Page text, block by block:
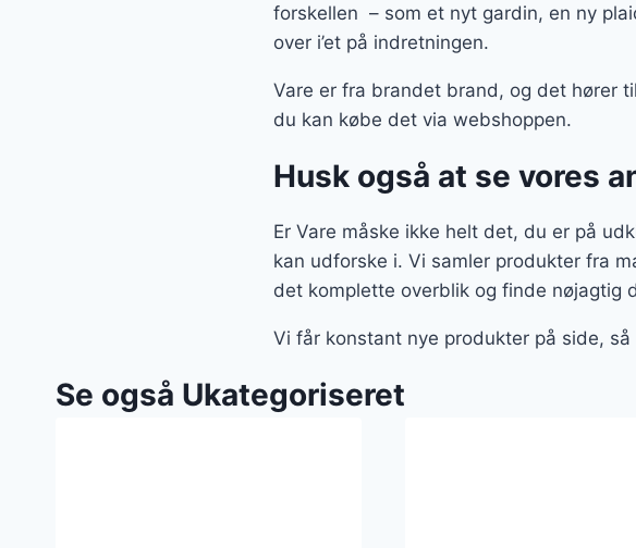
forskellen – som et nyt gardin, en ny
over i’et på indretningen.
Vare er fra brandet brand, og det hører
du kan købe det via webshoppen.
Husk også at se vores
Er Vare måske ikke helt det, du er på
kan udforske i. Vi samler produkter fra
det komplette overblik og finde nøjagtig
Vi får konstant nye produkter på side,
Se også Ukategoriseret